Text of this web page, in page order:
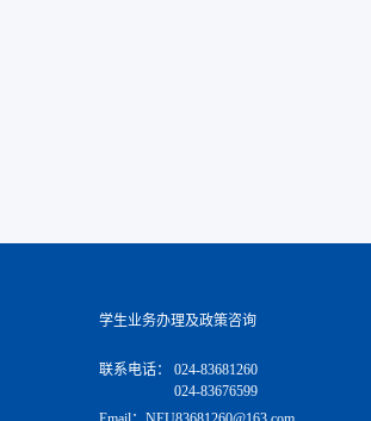
学生业务办理及政策咨询
联系电话：
024-83681260
024-83676599